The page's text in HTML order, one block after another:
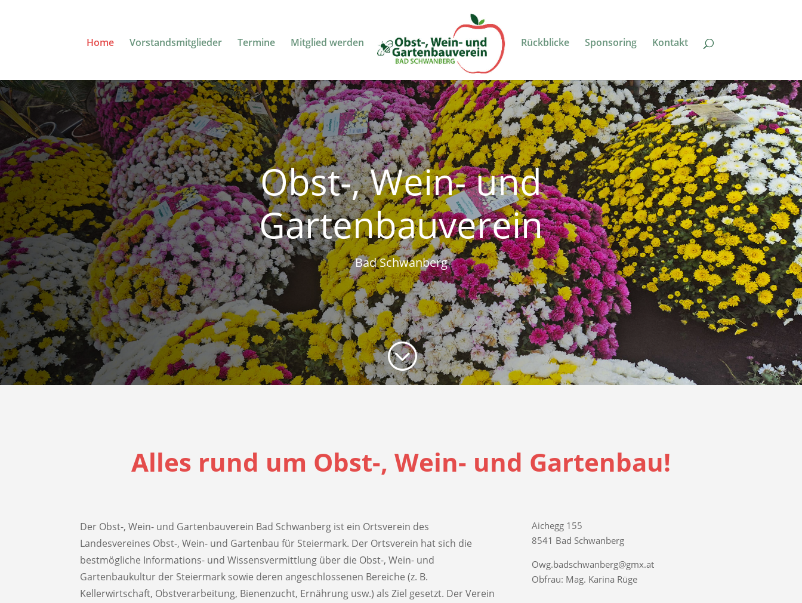
Home Vorstandsmitglieder Termine Mitglied werden Rückblicke Sponsoring Kontakt
Obst-, Wein- und
Gartenbauverein
Bad Schwanberg
;
Alles rund um Obst-, Wein- und Gartenbau!
Der Obst-, Wein- und Gartenbauverein Bad Schwanberg ist ein Ortsverein des
Landesvereines Obst-, Wein- und Gartenbau für Steiermark. Der Ortsverein hat sich die
bestmögliche Informations- und Wissensvermittlung über die Obst-, Wein- und
Gartenbaukultur der Steiermark sowie deren angeschlossenen Bereiche (z. B.
Kellerwirtschaft, Obstverarbeitung, Bienenzucht, Ernährung usw.) als Ziel gesetzt. Der Verein
Aichegg 155
8541 Bad Schwanberg
Owg.badschwanberg@gmx.at
Obfrau: Mag. Karina Rüge